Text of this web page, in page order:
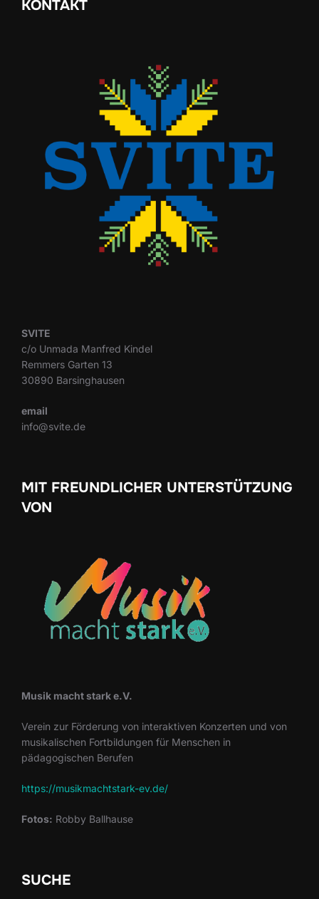
KONTAKT
SVITE
c/o Unmada Manfred Kindel
Remmers Garten 13
30890 Barsinghausen
email
info@svite.de
MIT FREUNDLICHER UNTERSTÜTZUNG
VON
Musik macht stark e.V.
Verein zur Förderung von interaktiven Konzerten und von
musikalischen Fortbildungen für Menschen in
pädagogischen Berufen
https://musikmachtstark-ev.de/
Fotos: Robby Ballhause
SUCHE